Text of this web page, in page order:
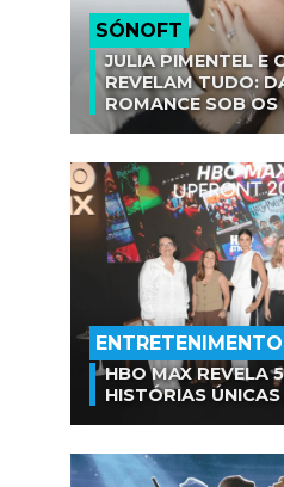
SÓNOFT
JULIA PIMENTEL E
REVELAM TUDO:
ROMANCE SOB
ENTRETENIMENTO
HBO MAX REVELA
HISTÓRIAS